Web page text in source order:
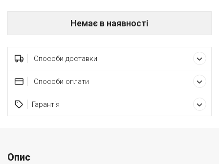
Немає в наявності
Способи доставки
Способи оплати
Гарантія
Опис